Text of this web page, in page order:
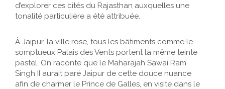
d’explorer ces cités du Rajasthan auxquelles une
tonalité particulière a été attribuée.
À Jaipur, la ville rose, tous les bâtiments comme le
somptueux Palais des Vents portent la même teinte
pastel. On raconte que le Maharajah Sawai Ram
Singh II aurait paré Jaipur de cette douce nuance
afin de charmer le Prince de Galles, en visite dans le